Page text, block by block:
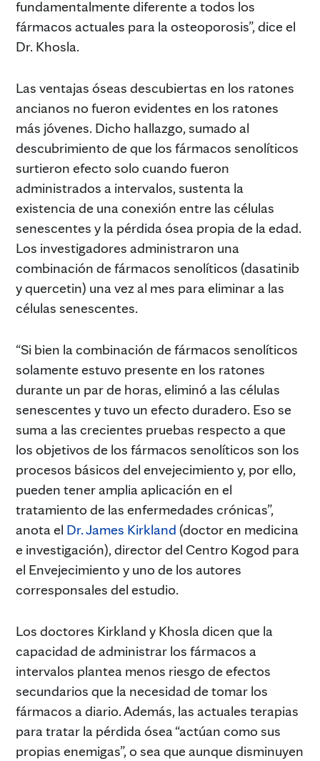
fundamentalmente diferente a todos los
fármacos actuales para la osteoporosis”, dice el
Dr. Khosla.
Las ventajas óseas descubiertas en los ratones
ancianos no fueron evidentes en los ratones
más jóvenes. Dicho hallazgo, sumado al
descubrimiento de que los fármacos senolíticos
surtieron efecto solo cuando fueron
administrados a intervalos, sustenta la
existencia de una conexión entre las células
senescentes y la pérdida ósea propia de la edad.
Los investigadores administraron una
combinación de fármacos senolíticos (dasatinib
y quercetin) una vez al mes para eliminar a las
células senescentes.
“Si bien la combinación de fármacos senolíticos
solamente estuvo presente en los ratones
durante un par de horas, eliminó a las células
senescentes y tuvo un efecto duradero. Eso se
suma a las crecientes pruebas respecto a que
los objetivos de los fármacos senolíticos son los
procesos básicos del envejecimiento y, por ello,
pueden tener amplia aplicación en el
tratamiento de las enfermedades crónicas”,
anota el Dr. James Kirkland (doctor en medicina
e investigación), director del Centro Kogod para
el Envejecimiento y uno de los autores
corresponsales del estudio.
Los doctores Kirkland y Khosla dicen que la
capacidad de administrar los fármacos a
intervalos plantea menos riesgo de efectos
secundarios que la necesidad de tomar los
fármacos a diario. Además, las actuales terapias
para tratar la pérdida ósea “actúan como sus
propias enemigas”, o sea que aunque disminuyen